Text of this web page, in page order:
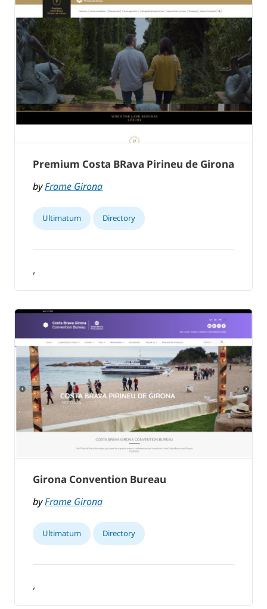
Premium Costa BRava Pirineu de Girona
byFrame Girona
Ultimatum Directory
,
Girona Convention Bureau
byFrame Girona
Ultimatum Directory
,